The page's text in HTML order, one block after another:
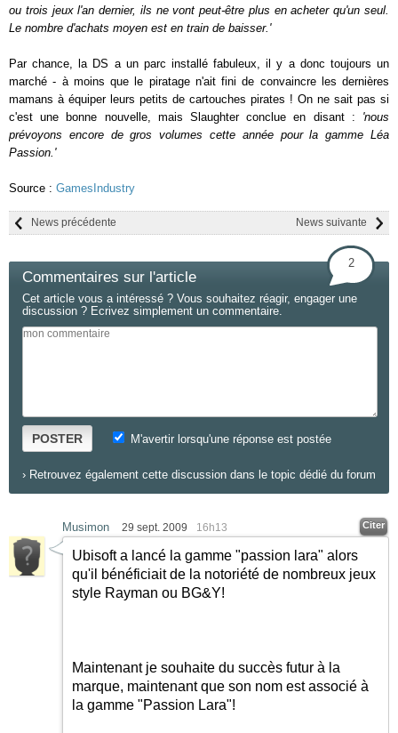
ou trois jeux l'an dernier, ils ne vont peut-être plus en acheter qu'un seul.
Le nombre d'achats moyen est en train de baisser.'
Par chance, la DS a un parc installé fabuleux, il y a donc toujours un
marché - à moins que le piratage n'ait fini de convaincre les dernières
mamans à équiper leurs petits de cartouches pirates ! On ne sait pas si
c'est une bonne nouvelle, mais Slaughter conclue en disant : 'nous
prévoyons encore de gros volumes cette année pour la gamme Léa
Passion.'
Source : GamesIndustry
News suivante
News précédente
Commentaires sur l'article
2
Cet article vous a intéressé ? Vous souhaitez réagir, engager une
discussion ? Ecrivez simplement un commentaire.
POSTER M'avertir lorsqu'une réponse est postée
› Retrouvez également cette discussion dans le topic dédié du forum
Musimon 29 sept. 2009 16h13 Citer
Ubisoft a lancé la gamme "passion lara" alors
qu'il bénéficiait de la notoriété de nombreux jeux
style Rayman ou BG&Y!
Maintenant je souhaite du succès futur à la
marque, maintenant que son nom est associé à
la gamme "Passion Lara"!